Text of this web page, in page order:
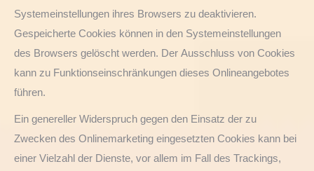
Systemeinstellungen ihres Browsers zu deaktivieren.
Gespeicherte Cookies können in den Systemeinstellungen
des Browsers gelöscht werden. Der Ausschluss von Cookies
kann zu Funktionseinschränkungen dieses Onlineangebotes
führen.
Ein genereller Widerspruch gegen den Einsatz der zu
Zwecken des Onlinemarketing eingesetzten Cookies kann bei
einer Vielzahl der Dienste, vor allem im Fall des Trackings,